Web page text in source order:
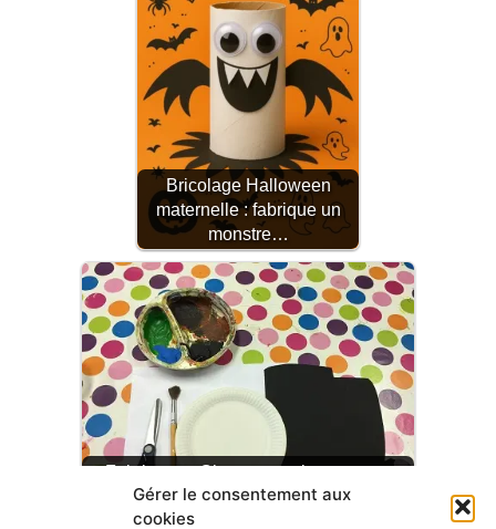
Gérer le consentement aux
cookies
Bricolage Halloween
maternelle : fabrique un
monstre…
Fabrique ta Chauve-souris avec une
assiette en carton